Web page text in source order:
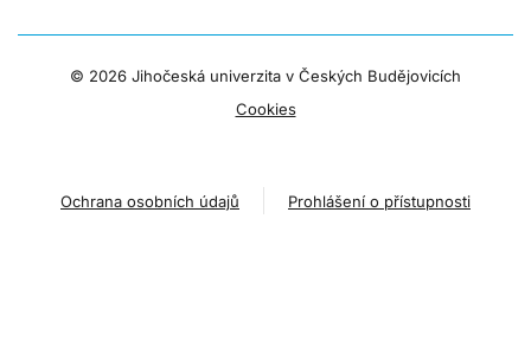
© 2026 Jihočeská univerzita v Českých Budějovicích
Cookies
Ochrana osobních údajů Prohlášení o přístupnosti